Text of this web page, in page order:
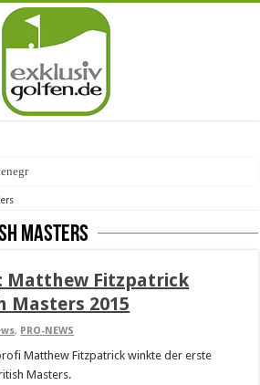
masters
Matthew Fitzpatrick
Masters 2015
, PRO-NEWS
Matthew Fitzpatrick winkte der erste
Masters.